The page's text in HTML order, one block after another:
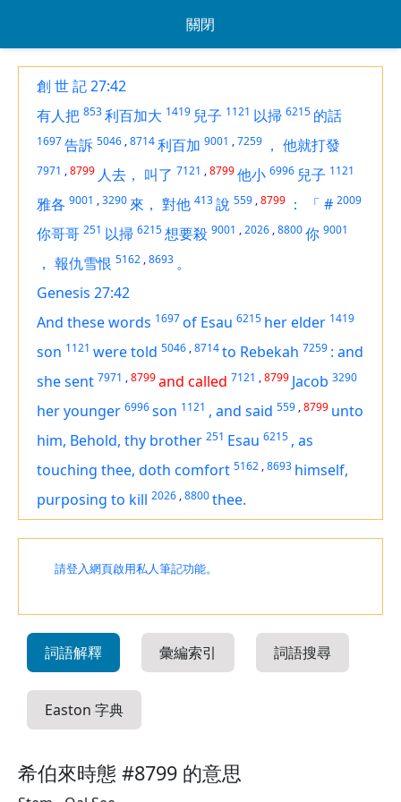
關閉
創 世 記 27:42
有人把 853利百加大 1419 兒子 1121 以掃 6215 的話
1697告訴 5046 ,8714利百加 9001 ,7259 ， 他就打發
7971 ,8799 人去， 叫了 7121 ,8799他小 6996 兒子 1121
雅各 9001 ,3290 來， 對他 413說 559 ,8799 ： 「 # 2009
你哥哥 251 以掃 6215想要殺 9001 ,2026 ,8800你 9001
， 報仇雪恨 5162 ,8693 。
Genesis 27:42
And these words 1697of Esau 6215 her elder 1419
son 1121 were told 5046 ,8714to Rebekah 7259 : and
she sent 7971 ,8799and called 7121 ,8799 Jacob 3290
her younger 6996son 1121 , and said 559 ,8799 unto
him, Behold, thy brother 251 Esau 6215 , as
touching thee, doth comfort 5162 ,8693 himself,
purposing to kill 2026 ,8800thee.
請登入網頁啟用私人筆記功能。
詞語解釋 彙編索引 詞語搜尋
Easton 字典
希伯來時態 #8799 的意思